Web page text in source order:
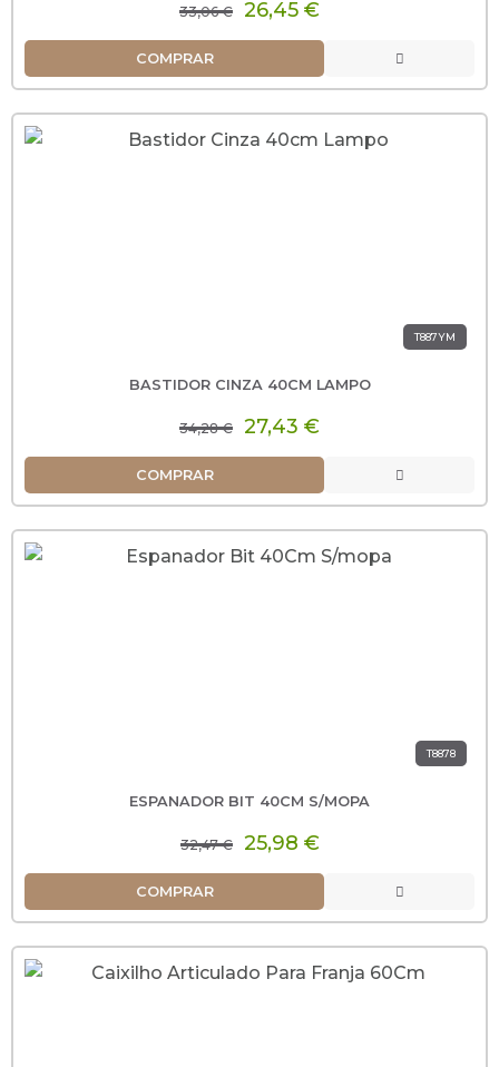
33,06 € 26,45 €
COMPRAR
T887YM
BASTIDOR CINZA 40CM LAMPO
34,28 € 27,43 €
COMPRAR
T8878
ESPANADOR BIT 40CM S/MOPA
32,47 € 25,98 €
COMPRAR